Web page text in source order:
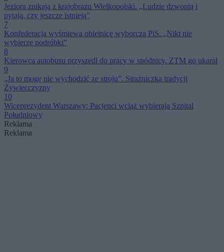
Jeziora znikają z krajobrazu Wielkopolski. „Ludzie dzwonią i
pytają, czy jeszcze istnieją”
7
Konfederacja wyśmiewa obietnicę wyborczą PiS. „Nikt nie
wybierze podróbki”
8
Kierowca autobusu przyszedł do pracy w spódnicy. ZTM go ukarał
9
„Ja to mogę nie wychodzić ze stroju”. Strażniczka tradycji
Żywiecczyzny
10
Wiceprezydent Warszawy: Pacjenci wciąż wybierają Szpital
Południowy
Reklama
Reklama